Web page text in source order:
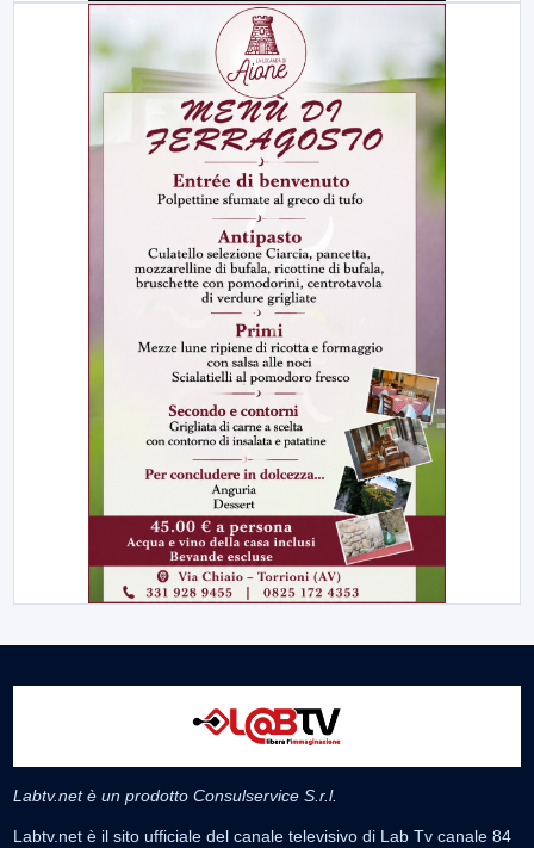
Labtv.net è un prodotto Consulservice S.r.l.
Labtv.net è il sito ufficiale del canale televisivo di Lab Tv canale 84